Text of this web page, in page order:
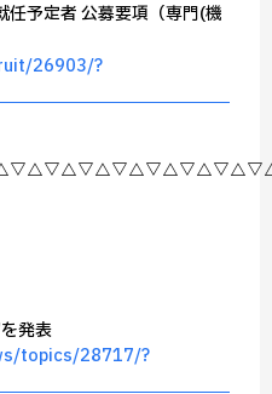
予定者 公募要項（専門(機
26903/?
発表
topics/28717/?